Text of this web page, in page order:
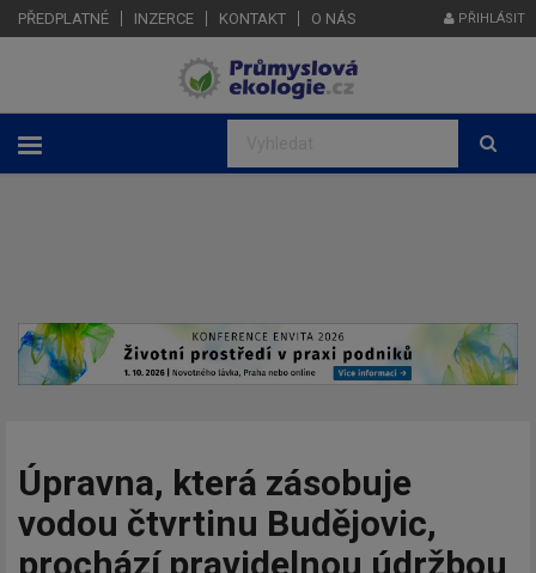
PŘEDPLATNÉ INZERCE KONTAKT O NÁS PŘIHLÁSIT
Úpravna, která zásobuje
vodou čtvrtinu Budějovic,
prochází pravidelnou údržbou